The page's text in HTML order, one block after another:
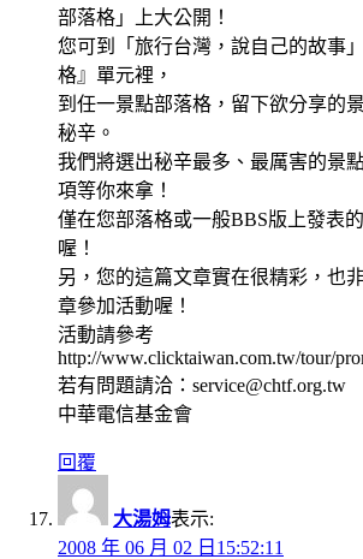
部落格」上大公開！
您可到「旅行台灣，說自己的故事
格』單元裡，
到任一景點部落格，留下欲分享的
秘辛。
我們將選出秘辛最多、最厲害的景
項等你來拿！
僅在您部落格或一般BBS版上發表
喔！
另，您的這篇文章實在很精彩，也
章參加活動喔！
活動請參考
http://www.clicktaiwan.com.tw/tour/
若有問題請洽：service@chtf.org.tw
中華電信基金會
回覆
大湯姆表示:
2008 年 06 月 02 日15:52:11